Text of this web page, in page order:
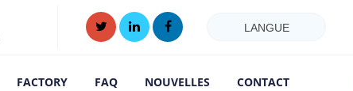
LANGUE
FACTORY FAQ NOUVELLES CONTACT